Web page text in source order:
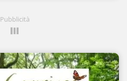
Pubblicità